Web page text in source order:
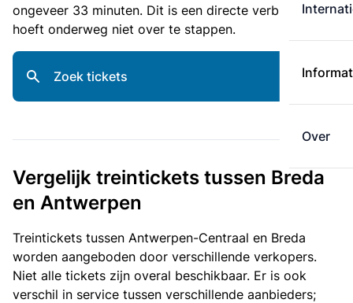
Over
ongeveer 33 minuten. Dit is een directe verbinding: je
hoeft onderweg niet over te stappen.
Zoek tickets
Vergelijk treintickets tussen Breda
en Antwerpen
Treintickets tussen Antwerpen-Centraal en Breda
worden aangeboden door verschillende verkopers.
Niet alle tickets zijn overal beschikbaar. Er is ook
verschil in service tussen verschillende aanbieders;